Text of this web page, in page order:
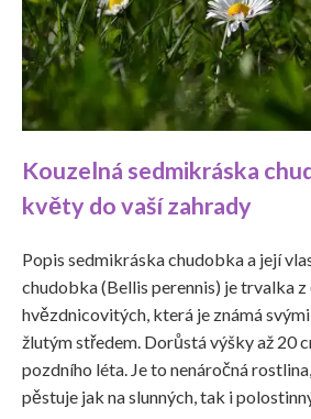
Kouzelná sedmikráska
květy do vaší zahrady
Popis sedmikráska chudobka a její
chudobka (Bellis perennis) je trvalka z
hvězdnicovitých, která je známá
žlutým středem. Dorůstá výšky až 20
pozdního léta. Je to nenáročná
pěstuje jak na slunných, tak i